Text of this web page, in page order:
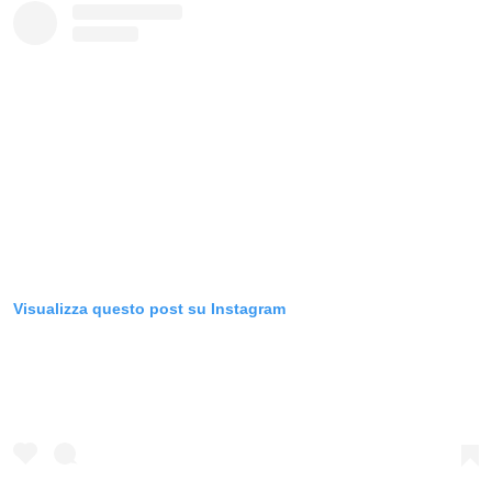
Visualizza questo post su Instagram